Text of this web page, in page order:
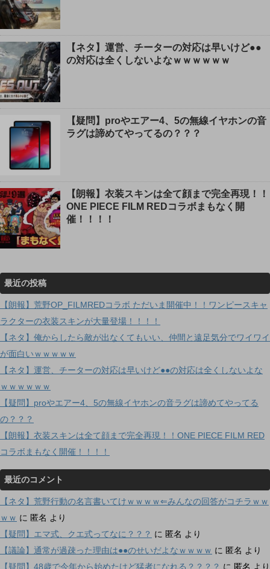
【ネタ】運営、チーターの対応は早いけど●●
の対応は全くしないよなｗｗｗｗｗｗ
【疑問】proやエアー4、5の無線イヤホンの音
ラグは諦めてやってるの？？？
【朗報】衣装スキンは全て顔まで完全再現！！
ONE PIECE FILM REDコラボまもなく開
催！！！！
最近の投稿
【朗報】荒野OP_FILMREDコラボ ただいま開催中！！ワンピースキャ
ラクターの衣装スキンが大量登場！！！！
【ネタ】俺からしたら敵が出なくてもいい、仲間と遠足気分でワイワイ
が面白いｗｗｗｗｗ
【ネタ】運営、チーターの対応は早いけど●●の対応は全くしないよな
ｗｗｗｗｗｗ
【疑問】proやエアー4、5の無線イヤホンの音ラグは諦めてやってる
の？？？
【朗報】衣装スキンは全て顔まで完全再現！！ONE PIECE FILM RED
コラボまもなく開催！！！！
最近のコメント
【ネタ】荒野行動の名言書いてけｗｗｗｗ⇐みんなの回答がコチラｗｗ
ｗｗ に 匿名 より
【疑問】エマ式、クエ式ってなに？？？ に 匿名 より
【議論】通常が過疎った理由は●●のせいだよなｗｗｗｗ に 匿名 より
【疑問】48歳で今年から始めたけど猛者になれる？？？？ に 匿名 より